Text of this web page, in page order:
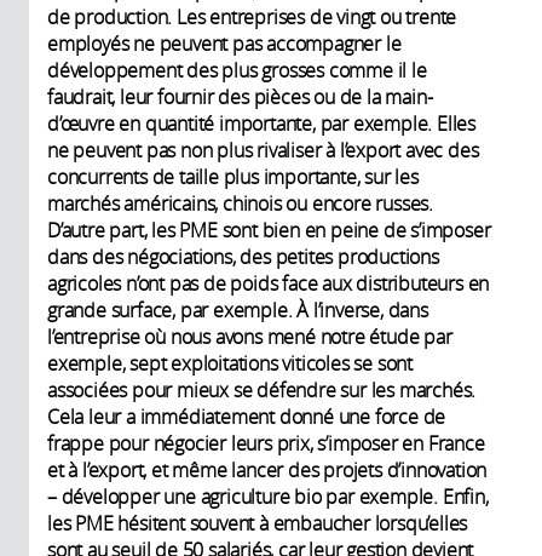
de production. Les entreprises de vingt ou trente
employés ne peuvent pas accompagner le
développement des plus grosses comme il le
faudrait, leur fournir des pièces ou de la main-
d’œuvre en quantité importante, par exemple. Elles
ne peuvent pas non plus rivaliser à l’export avec des
concurrents de taille plus importante, sur les
marchés américains, chinois ou encore russes.
D’autre part, les PME sont bien en peine de s’imposer
dans des négociations, des petites productions
agricoles n’ont pas de poids face aux distributeurs en
grande surface, par exemple. À l’inverse, dans
l’entreprise où nous avons mené notre étude par
exemple, sept exploitations viticoles se sont
associées pour mieux se défendre sur les marchés.
Cela leur a immédiatement donné une force de
frappe pour négocier leurs prix, s’imposer en France
et à l’export, et même lancer des projets d’innovation
– développer une agriculture bio par exemple. Enfin,
les PME hésitent souvent à embaucher lorsqu’elles
sont au seuil de 50 salariés, car leur gestion devient